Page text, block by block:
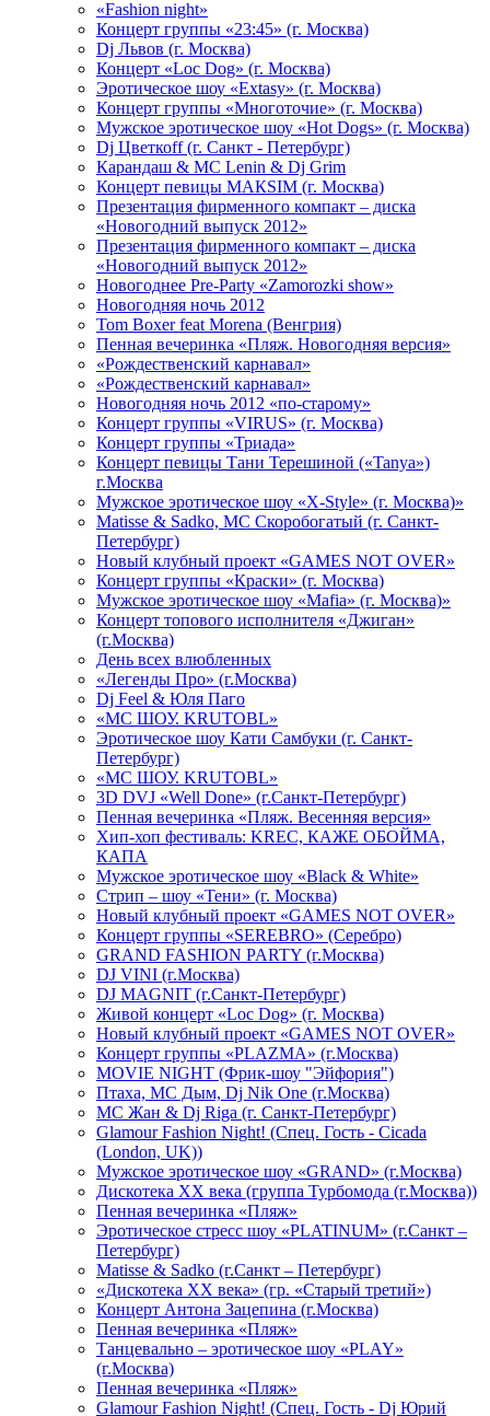
«Fashion night»
Концерт группы «23:45» (г. Москва)
Dj Львов (г. Москва)
Концерт «Loc Dog» (г. Москва)
Эротическое шоу «Extasy» (г. Москва)
Концерт группы «Многоточие» (г. Москва)
Мужское эротическое шоу «Hot Dogs» (г. Москва)
Dj Цветкоff (г. Санкт - Петербург)
Карандаш & МС Lenin & Dj Grim
Концерт певицы МАКSIМ (г. Москва)
Презентация фирменного компакт – диска
«Новогодний выпуск 2012»
Презентация фирменного компакт – диска
«Новогодний выпуск 2012»
Новогоднее Pre-Party «Zamorozki show»
Новогодняя ночь 2012
Tom Boxer feat Morena (Венгрия)
Пенная вечеринка «Пляж. Новогодняя версия»
«Рождественский карнавал»
«Рождественский карнавал»
Новогодняя ночь 2012 «по-старому»
Концерт группы «VIRUS» (г. Москва)
Концерт группы «Триада»
Концерт певицы Тани Терешиной («Tanya»)
г.Москва
Мужское эротическое шоу «X-Style» (г. Москва)»
Matissе & Sadko, MC Скоробогатый (г. Санкт-
Петербург)
Новый клубный проект «GAMES NOT OVER»
Концерт группы «Краски» (г. Москва)
Мужское эротическое шоу «Mafia» (г. Москва)»
Концерт топового исполнителя «Джиган»
(г.Москва)
День всех влюбленных
«Легенды Про» (г.Москва)
Dj Feel & Юля Паго
«МС ШОУ. KRUTOBL»
Эротическое шоу Кати Самбуки (г. Санкт-
Петербург)
«МС ШОУ. KRUTOBL»
3D DVJ «Well Done» (г.Санкт-Петербург)
Пенная вечеринка «Пляж. Весенняя версия»
Хип-хоп фестиваль: KREC, КАЖЕ ОБОЙМА,
КАПА
Мужское эротическое шоу «Black & White»
Стрип – шоу «Тени» (г. Москва)
Новый клубный проект «GAMES NOT OVER»
Концерт группы «SEREBRO» (Серебро)
GRAND FASHION PARTY (г.Москва)
DJ VINI (г.Москва)
DJ MAGNIT (г.Санкт-Петербург)
Живой концерт «Loc Dog» (г. Москва)
Новый клубный проект «GAMES NOT OVER»
Концерт группы «PLAZMA» (г.Москва)
MOVIE NIGHT (Фрик-шоу "Эйфория")
Птаха, МС Дым, Dj Nik One (г.Москва)
МС Жан & Dj Riga (г. Санкт-Петербург)
Glamour Fashion Night! (Спец. Гость - Cicada
(London, UK))
Мужское эротическое шоу «GRAND» (г.Москва)
Дискотека XX века (группа Турбомода (г.Москва))
Пенная вечеринка «Пляж»
Эротическое стресс шоу «PLATINUM» (г.Санкт –
Петербург)
Matisse & Sadko (г.Санкт – Петербург)
«Дискотека ХХ века» (гр. «Старый третий»)
Концерт Антона Зацепина (г.Москва)
Пенная вечеринка «Пляж»
Танцевально – эротическое шоу «PLAY»
(г.Москва)
Пенная вечеринка «Пляж»
Glamour Fashion Night! (Спец. Гость - Dj Юрий